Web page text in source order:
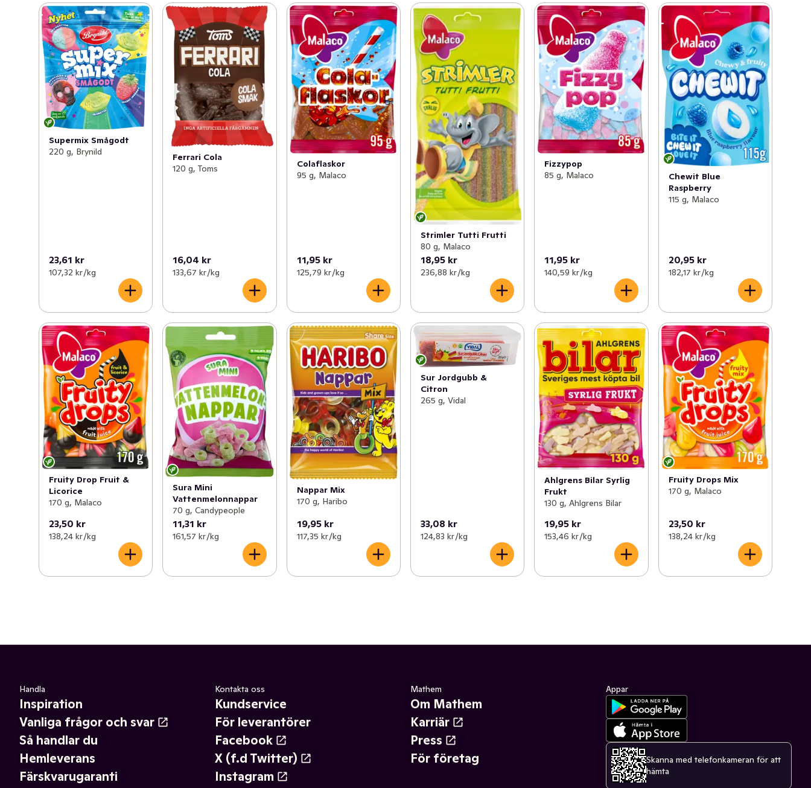
Supermix Smågodt
220 g, Brynild
23,61 kr
107,32 kr /kg
Ferrari Cola
120 g, Toms
16,04 kr
133,67 kr /kg
Colaflaskor
95 g, Malaco
11,95 kr
125,79 kr /kg
Strimler Tutti Frutti
80 g, Malaco
18,95 kr
236,88 kr /kg
Fizzypop
85 g, Malaco
11,95 kr
140,59 kr /kg
Chewit Blue
Raspberry
115 g, Malaco
20,95 kr
182,17 kr /kg
Fruity Drop Fruit &
Licorice
170 g, Malaco
23,50 kr
138,24 kr /kg
Sura Mini
Vattenmelonnappar
70 g, Candypeople
11,31 kr
161,57 kr /kg
Nappar Mix
170 g, Haribo
19,95 kr
117,35 kr /kg
Sur Jordgubb &
Citron
265 g, Vidal
33,08 kr
124,83 kr /kg
Ahlgrens Bilar Syrlig
Frukt
130 g, Ahlgrens Bilar
19,95 kr
153,46 kr /kg
Fruity Drops Mix
170 g, Malaco
23,50 kr
138,24 kr /kg
Handla
Inspiration
Vanliga frågor och svar
Så handlar du
Hemleverans
Färskvarugaranti
Kontakta oss
Kundservice
För leverantörer
Facebook
X (f.d Twitter)
Instagram
Mathem
Om Mathem
Karriär
Press
För företag
Appar
Skanna med telefonkameran för att
hämta